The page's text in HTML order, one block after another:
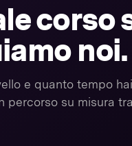
corso
noi.
e quanto tempo
percorso su misura